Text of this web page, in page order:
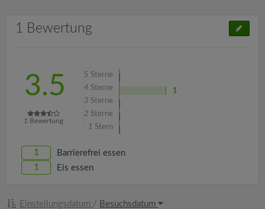
1 Bewertung
3.5
1 Bewertung
5 Sterne
4 Sterne
1
3 Sterne
2 Sterne
1 Stern
1 Barrierefrei essen
1 Eis essen
Einstellungsdatum / Besuchsdatum